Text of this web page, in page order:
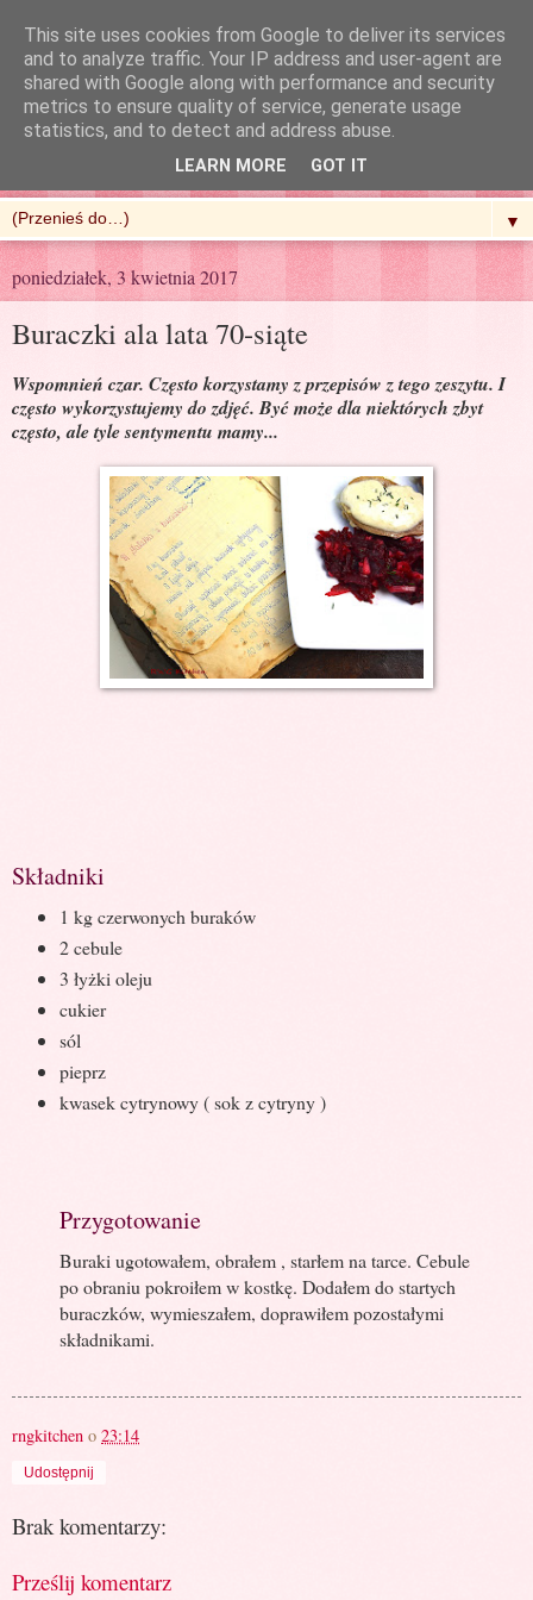
R'n'G Kitchen
▼
poniedziałek, 3 kwietnia 2017
Buraczki ala lata 70-siąte
Wspomnień czar. Często korzystamy z przepisów z tego zeszytu. I
często wykorzystujemy do zdjęć. Być może dla niektórych zbyt
często, ale tyle sentymentu mamy...
Składniki
1 kg czerwonych buraków
2 cebule
3 łyżki oleju
cukier
sól
pieprz
kwasek cytrynowy ( sok z cytryny )
Przygotowanie
Buraki ugotowałem, obrałem , starłem na tarce. Cebule
po obraniu pokroiłem w kostkę. Dodałem do startych
buraczków, wymieszałem, doprawiłem pozostałymi
składnikami.
rngkitchen o 23:14
Udostępnij
Brak komentarzy:
Prześlij komentarz
This site uses cookies from Google to deliver its services
and to analyze traffic. Your IP address and user-agent are
shared with Google along with performance and security
metrics to ensure quality of service, generate usage
statistics, and to detect and address abuse.
LEARN MORE GOT IT